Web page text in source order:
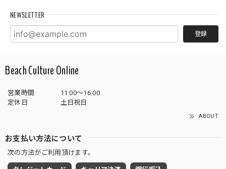
NEWSLETTER
登録
Beach Culture Online
営業時間
11:00～16:00
定休日
土日祝日
ABOUT
お支払い方法について
次の方法がご利用頂けます。